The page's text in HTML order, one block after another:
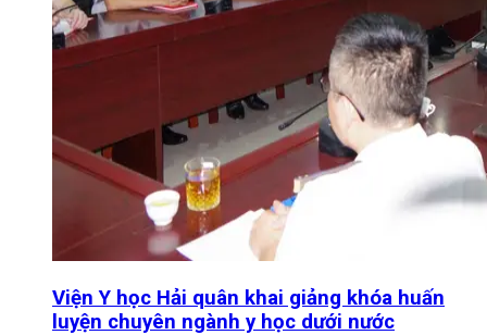
Viện Y học Hải quân khai giảng khóa huấn
luyện chuyên ngành y học dưới nước